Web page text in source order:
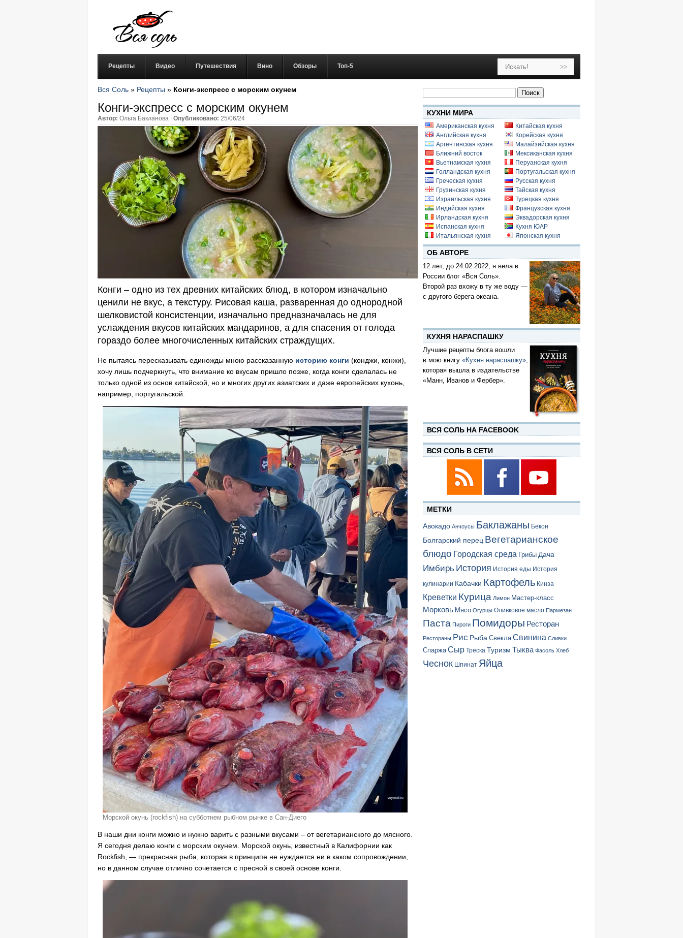
Рецепты Видео Путешествия Вино Обзоры Топ-5
Вся Соль » Рецепты » Конги-экспресс с морским окунем
Конги-экспресс с морским окунем
Автор: Ольга Бакланова | Опубликовано: 25/06/24
Конги – одно из тех древних китайских блюд, в котором изначально
ценили не вкус, а текстуру. Рисовая каша, разваренная до однородной
шелковистой консистенции, изначально предназначалась не для
услаждения вкусов китайских мандаринов, а для спасения от голода
гораздо более многочисленных китайских страждущих.
Не пытаясь пересказывать единожды мною рассказанную историю конги (конджи, конжи),
хочу лишь подчеркнуть, что внимание ко вкусам пришло позже, когда конги сделалась не
только одной из основ китайской, но и многих других азиатских и даже европейских кухонь,
например, португальской.
Морской окунь (rockfish) на субботнем рыбном рынке в Сан-Диего
В наши дни конги можно и нужно варить с разными вкусами – от вегетарианского до мясного.
Я сегодня делаю конги с морским окунем. Морской окунь, известный в Калифорнии как
Rockfish, — прекрасная рыба, которая в принципе не нуждается ни в каком сопровождении,
но в данном случае отлично сочетается с пресной в своей основе конги.
Найти:
КУХНИ МИРА
Американская кухня
Английская кухня
Аргентинская кухня
Ближний восток
Вьетнамская кухня
Голландская кухня
Греческая кухня
Грузинская кухня
Израильская кухня
Индийская кухня
Ирландская кухня
Испанская кухня
Итальянская кухня
Китайская кухня
Корейская кухня
Малайзийская кухня
Мексиканская кухня
Перуанская кухня
Португальская кухня
Русская кухня
Тайская кухня
Турецкая кухня
Французская кухня
Эквадорская кухня
Кухня ЮАР
Японская кухня
ОБ АВТОРЕ
12 лет, до 24.02.2022, я вела в
России блог «Вся Соль».
Второй раз вхожу в ту же воду —
с другого берега океана.
КУХНЯ НАРАСПАШКУ
Лучшие рецепты блога вошли
в мою книгу «Кухня нараспашку»,
которая вышла в издательстве
«Манн, Иванов и Фербер».
ВСЯ СОЛЬ НА FACEBOOK
ВСЯ СОЛЬ В СЕТИ
МЕТКИ
Авокадо Анчоусы Баклажаны Бекон
Болгарский перец Вегетарианское
блюдо Городская среда Грибы Дача
Имбирь История История еды История
кулинарии Кабачки Картофель Кинза
Креветки Курица Лимон Мастер-класс
Морковь Мясо Огурцы Оливковое масло Пармезан
Паста Пироги Помидоры Ресторан
Рестораны Рис Рыба Свекла Свинина Сливки
Спаржа Сыр Треска Туризм Тыква Фасоль Хлеб
Чеснок Шпинат Яйца